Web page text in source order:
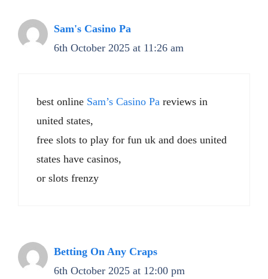
Sam's Casino Pa
6th October 2025 at 11:26 am
best online Sam’s Casino Pa reviews in
united states,
free slots to play for fun uk and does united
states have casinos,
or slots frenzy
Betting On Any Craps
6th October 2025 at 12:00 pm